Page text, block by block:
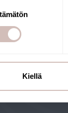
Kiellä